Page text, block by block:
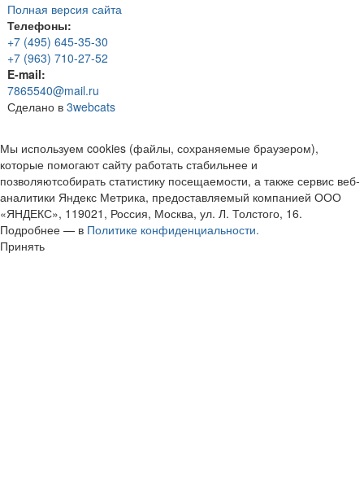
Полная версия сайта
Телефоны:
+7 (495) 645-35-30
+7 (963) 710-27-52
E-mail:
7865540@mail.ru
Сделано в 3webcats
Мы используем cookies (файлы, сохраняемые браузером),
которые помогают сайту работать стабильнее и
позволяютсобирать статистику посещаемости, а также сервис веб-
аналитики Яндекс Метрика, предоставляемый компанией ООО
«ЯНДЕКС», 119021, Россия, Москва, ул. Л. Толстого, 16.
Подробнее — в Политике конфиденциальности.
Принять